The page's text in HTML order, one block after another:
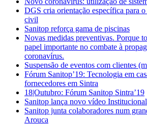
DGS cria orientação específica para
civil
Sanitop reforça gama de piscinas
Novas medidas preventivas. Porque
papel importante no combate à
coronavírus.
Suspensão de eventos com clientes
Fórum Sanitop’19: Tecnologia em
fornecedores em Sintra
18|Outubro: Fórum Sanitop Sintra’19
Sanitop lança novo vídeo Institucional
Sanitop junta colaboradores num
Arouca